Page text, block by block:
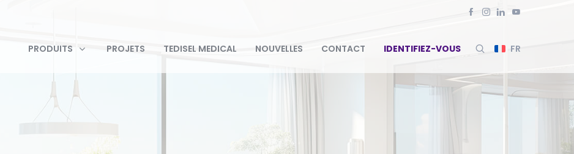
PRODUITS PROJETS TEDISEL MEDICAL NOUVELLES CONTACT IDENTIFIEZ-VOUS FR